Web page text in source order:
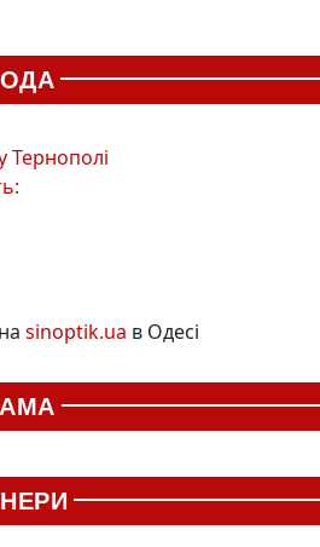
Тернополі
sinoptik.ua в Одесі